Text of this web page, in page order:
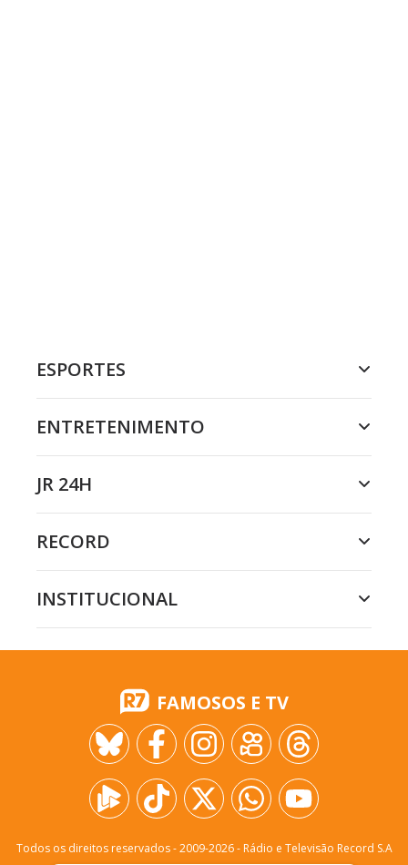
ESPORTES
ENTRETENIMENTO
JR 24H
RECORD
INSTITUCIONAL
FAMOSOS E TV
Todos os direitos reservados - 2009-2026- Rádio e Televisão Record S.A